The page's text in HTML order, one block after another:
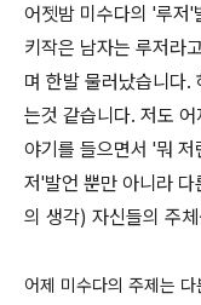
어젯밤 미수다의 '루저'
키작은 남자는 루저라
며 한발 물러났습니다.
는것 같습니다. 저도
야기를 들으면서 '뭐
저'발언 뿐만 아니라
의 생각) 자신들의 주
어제 미수다의 주제는